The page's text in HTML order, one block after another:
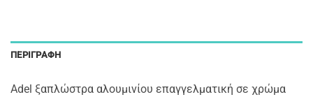
ΠΕΡΙΓΡΑΦΉ
Adel ξαπλώστρα αλουμινίου επαγγελματική σε χρώμα